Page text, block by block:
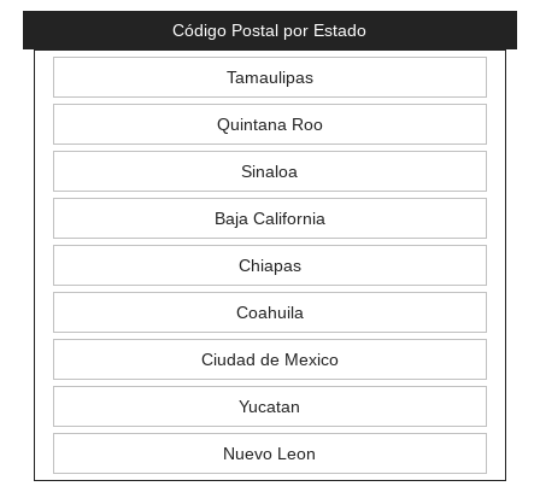
Código Postal por Estado
Tamaulipas
Quintana Roo
Sinaloa
Baja California
Chiapas
Coahuila
Ciudad de Mexico
Yucatan
Nuevo Leon